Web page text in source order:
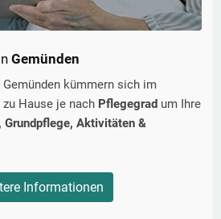
Gemünden
Gemünden kümmern sich im
zu Hause je nach Pflegegrad um Ihre
Grundpflege, Aktivitäten &
Informationen